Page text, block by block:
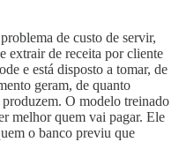
de custo de servir,
extrair de receita por cliente
e está disposto a tomar, de
geram, de quanto
O modelo treinado
melhor quem vai pagar. Ele
o banco previu que